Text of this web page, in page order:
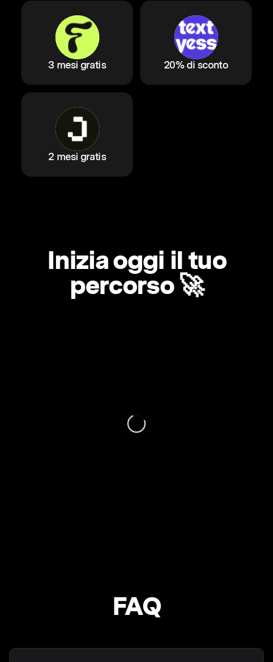
3 mesi gratis 20% di sconto
2 mesi gratis
Inizia oggi il tuo
percorso 🚀
FAQ